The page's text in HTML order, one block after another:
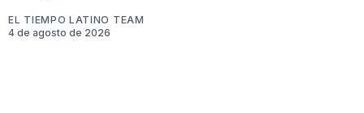
EL TIEMPO LATINO TEAM
4 de agosto de 2026